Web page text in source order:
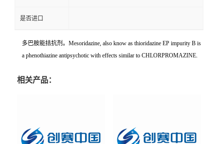
是否进口
多巴胺能拮抗剂。Mesoridazine, also know as thioridazine EP impurity B is
a phenothiazine antipsychotic with effects similar to CHLORPROMAZINE.
相关产品：